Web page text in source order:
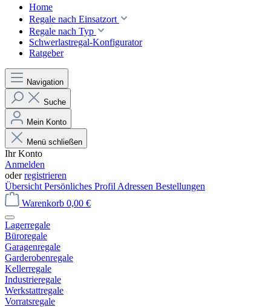
Home
Regale nach Einsatzort
Regale nach Typ
Schwerlastregal-Konfigurator
Ratgeber
Navigation
Suche
Mein Konto
Menü schließen
Ihr Konto
Anmelden
oderregistrieren
Übersicht Persönliches Profil Adressen Bestellungen
Warenkorb 0,00 €
Lagerregale
Büroregale
Garagenregale
Garderobenregale
Kellerregale
Industrieregale
Werkstattregale
Vorratsregale